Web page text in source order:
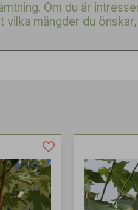
Om du är
mängder du